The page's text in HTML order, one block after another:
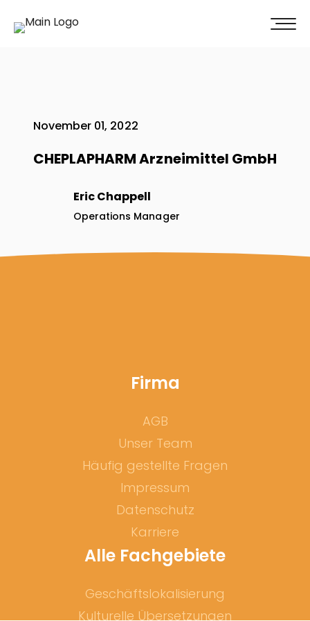
November 01, 2022
CHEPLAPHARM Arzneimittel GmbH
Eric Chappell
Operations Manager
Jetzt unverbindliches Angebot erhalten
Firma
AGB
Unser Team
Häufig gestellte Fragen
Impressum
Datenschutz
Karriere
Alle Fachgebiete
Geschäftslokalisierung
Kulturelle Übersetzungen